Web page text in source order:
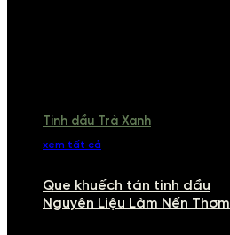
Tinh dầu Trà Xanh
xem tất cả
Que khuếch tán tinh dầu
Nguyên Liệu Làm Nến Thơm